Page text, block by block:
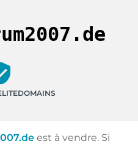
est à vendre. Si